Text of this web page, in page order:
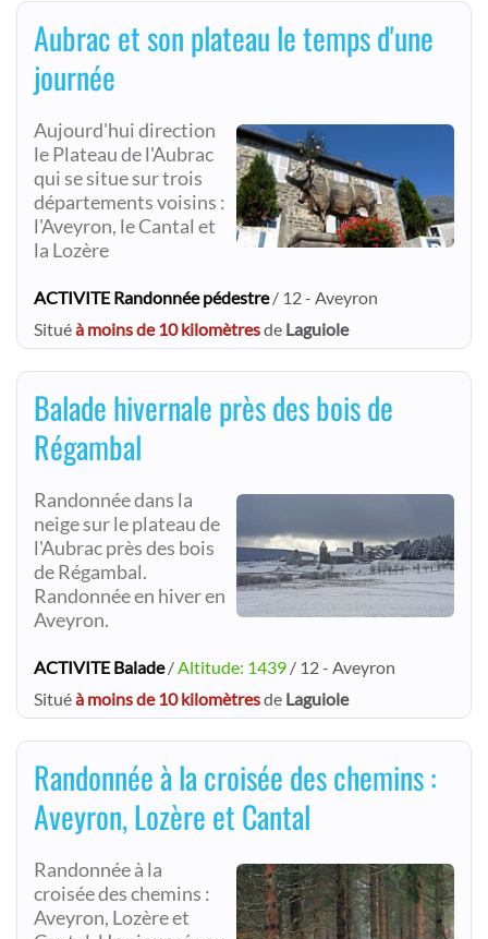
Aubrac et son plateau le temps d'une
journée
Aujourd'hui direction
le Plateau de l'Aubrac
qui se situe sur trois
départements voisins :
l'Aveyron, le Cantal et
la Lozère
ACTIVITE Randonnée pédestre/ 12 - Aveyron
Situéà moins de 10 kilomètresde Laguiole
Balade hivernale près des bois de
Régambal
Randonnée dans la
neige sur le plateau de
l'Aubrac près des bois
de Régambal.
Randonnée en hiver en
Aveyron.
ACTIVITE Balade/Altitude: 1439 / 12 - Aveyron
Situéà moins de 10 kilomètresde Laguiole
Randonnée à la croisée des chemins :
Aveyron, Lozère et Cantal
Randonnée à la
croisée des chemins :
Aveyron, Lozère et